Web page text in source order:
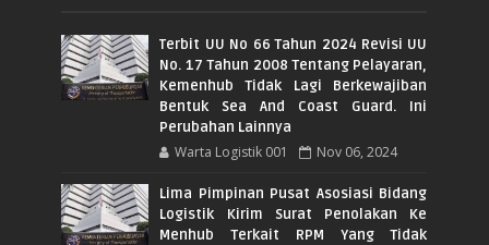
Terbit UU No 66 Tahun 2024 Revisi UU
No. 17 Tahun 2008 Tentang Pelayaran,
Kemenhub Tidak Lagi Berkewajiban
Bentuk Sea And Coast Guard. Ini
Perubahan Lainnya
Warta Logistik 001 Nov 06, 2024
Lima Pimpinan Pusat Asosiasi Bidang
Logistik Kirim Surat Penolakan Ke
Menhub Terkait RPM Yang Tidak